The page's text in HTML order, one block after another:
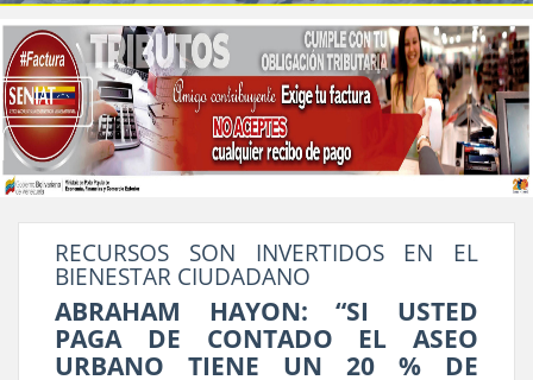
RECURSOS SON INVERTIDOS EN EL
BIENESTAR CIUDADANO
ABRAHAM HAYON: “SI USTED
PAGA DE CONTADO EL ASEO
URBANO TIENE UN 20 % DE